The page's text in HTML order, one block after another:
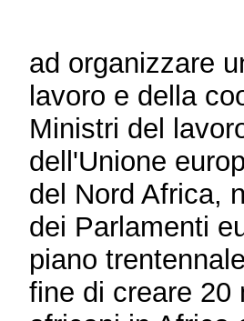
ad organizzare
lavoro e della
Ministri del
dell'Unione
del Nord Africa,
dei Parlamenti
piano
fine di creare 20